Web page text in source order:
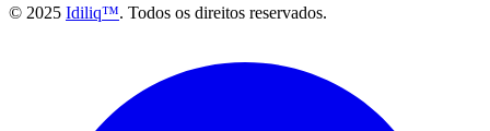
© 2025 Idiliq™. Todos os direitos reservados.